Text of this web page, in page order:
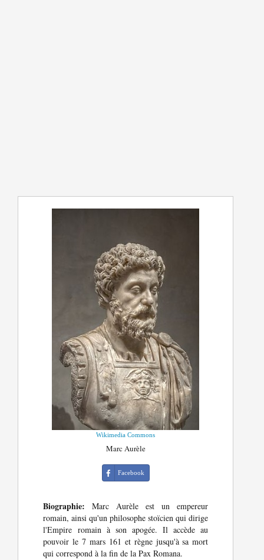
Wikimedia Commons
Marc Aurèle
Facebook
Biographie: Marc Aurèle est un empereur
romain, ainsi qu'un philosophe stoïcien qui dirige
l'Empire romain à son apogée. Il accède au
pouvoir le 7 mars 161 et règne jusqu'à sa mort
qui correspond à la fin de la Pax Romana.